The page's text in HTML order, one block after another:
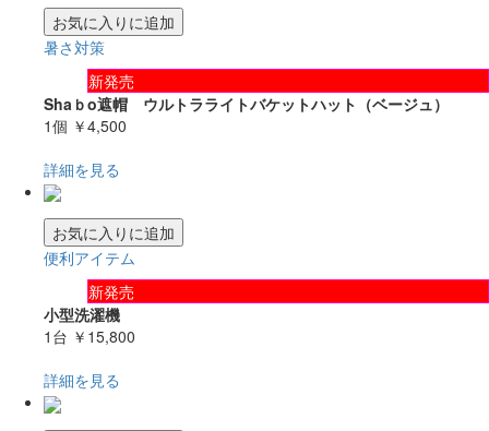
お気に入りに追加
暑さ対策
新発売
Shaｂo遮帽 ウルトラライトバケットハット（ベージュ）
1個 ￥4,500
詳細を見る
お気に入りに追加
便利アイテム
新発売
小型洗濯機
1台 ￥15,800
詳細を見る